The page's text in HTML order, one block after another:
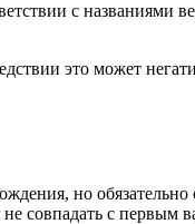
с
это может
но обязательно
совпадать с